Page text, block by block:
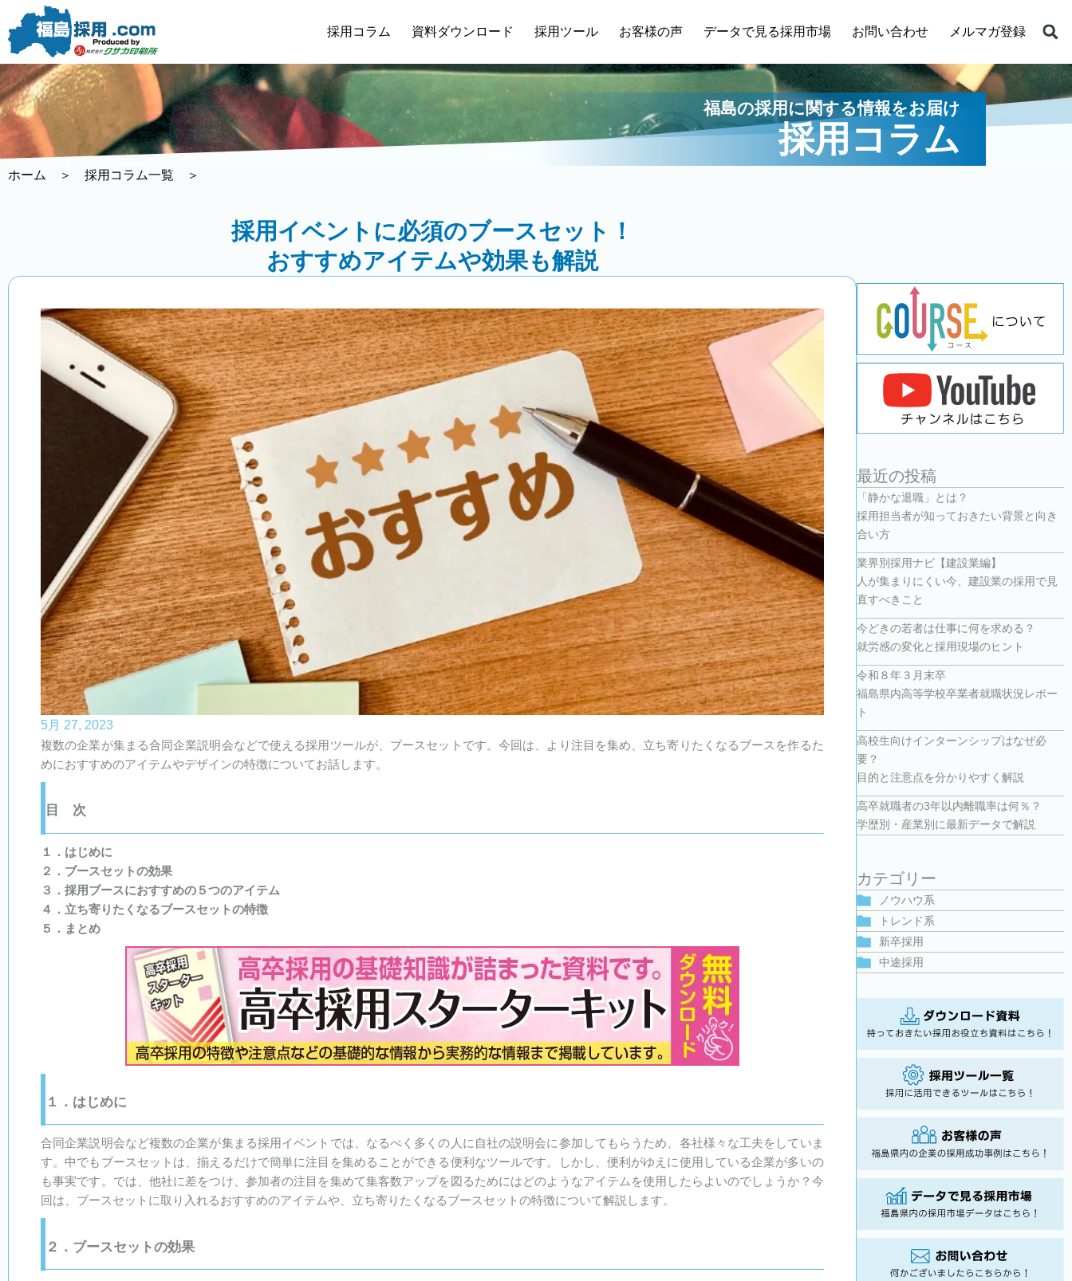
容
を
ス
キ
ッ
プ
採用コラム 資料ダウンロード 採用ツール お客様の声 データで見る採用市場 お問い合わせ メルマガ登録
福島の採用に関する情報をお届け
採用コラム
ホーム ＞ 採用コラム一覧 ＞
採用イベントに必須のブースセット！
おすすめアイテムや効果も解説
5月 27, 2023
複数の企業が集まる合同企業説明会などで使える採用ツールが、ブースセットです。今回は、より注目を集め、立ち寄りたくなるブースを作るた
めにおすすめのアイテムやデザインの特徴についてお話します。
目 次​
１．はじめに
２．ブースセットの効果
３．採用ブースにおすすめの５つのアイテム
４．立ち寄りたくなるブースセットの特徴
５．まとめ
１．はじめに
合同企業説明会など複数の企業が集まる採用イベントでは、なるべく多くの人に自社の説明会に参加してもらうため、各社様々な工夫をしていま
す。中でもブースセットは、揃えるだけで簡単に注目を集めることができる便利なツールです。しかし、便利がゆえに使用している企業が多いの
も事実です。では、他社に差をつけ、参加者の注目を集めて集客数アップを図るためにはどのようなアイテムを使用したらよいのでしょうか？今
回は、ブースセットに取り入れるおすすめのアイテムや、立ち寄りたくなるブースセットの特徴について解説します。
２．ブースセットの効果
最近の投稿
「静かな退職」とは？
採用担当者が知っておきたい背景と向き
合い方
業界別採用ナビ【建設業編】
人が集まりにくい今、建設業の採用で見
直すべきこと
今どきの若者は仕事に何を求める？
就労感の変化と採用現場のヒント
令和８年３月末卒
福島県内高等学校卒業者就職状況レポー
ト
高校生向けインターンシップはなぜ必
要？
目的と注意点を分かりやすく解説
高卒就職者の3年以内離職率は何％？
学歴別・産業別に最新データで解説
カテゴリー
ノウハウ系
トレンド系
新卒採用
中途採用